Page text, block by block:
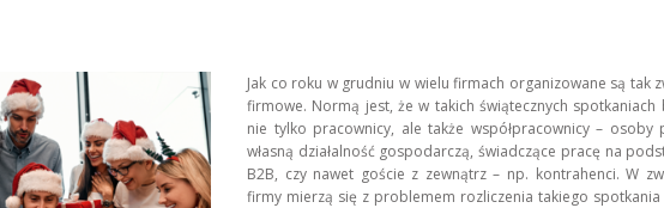
Jak co roku w grudniu w wielu firmach organizowane są tak
firmowe. Normą jest, że w takich świątecznych spotkaniach
nie tylko pracownicy, ale także współpracownicy – osoby
własną działalność gospodarczą, świadczące pracę na
B2B, czy nawet goście z zewnątrz – np. kontrahenci. W
firmy mierzą się z problemem rozliczenia takiego spotkania